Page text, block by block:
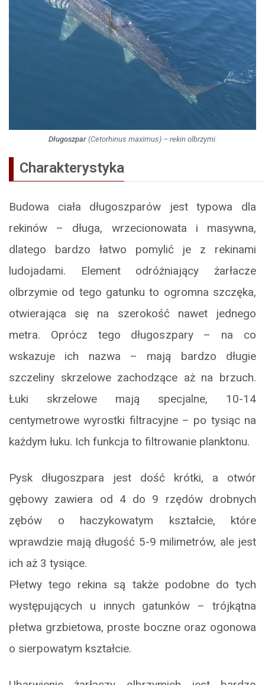
Długoszpar(Cetorhinus maximus) – rekin olbrzymi.
Charakterystyka
Budowa ciała długoszparów jest typowa dla
rekinów – długa, wrzecionowata i masywna,
dlatego bardzo łatwo pomylić je z rekinami
ludojadami. Element odróżniający żarłacze
olbrzymie od tego gatunku to ogromna szczęka,
otwierająca się na szerokość nawet jednego
metra. Oprócz tego długoszpary – na co
wskazuje ich nazwa – mają bardzo długie
szczeliny skrzelowe zachodzące aż na brzuch.
Łuki skrzelowe mają specjalne, 10-14
centymetrowe wyrostki filtracyjne – po tysiąc na
każdym łuku. Ich funkcja to filtrowanie planktonu.
Pysk długoszpara jest dość krótki, a otwór
gębowy zawiera od 4 do 9 rzędów drobnych
zębów o haczykowatym kształcie, które
wprawdzie mają długość 5-9 milimetrów, ale jest
ich aż 3 tysiące.
Płetwy tego rekina są także podobne do tych
występujących u innych gatunków – trójkątna
płetwa grzbietowa, proste boczne oraz ogonowa
o sierpowatym kształcie.